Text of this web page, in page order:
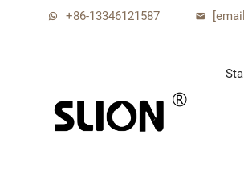
+86-13346121587